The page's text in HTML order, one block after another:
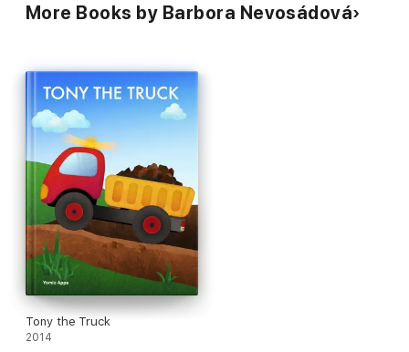
More Books by Barbora Nevosádová
Tony the Truck
2014